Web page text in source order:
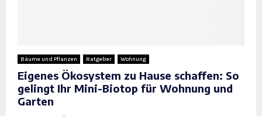
Bäume und Pflanzen Ratgeber Wohnung
Eigenes Ökosystem zu Hause schaffen: So
gelingt Ihr Mini-Biotop für Wohnung und
Garten